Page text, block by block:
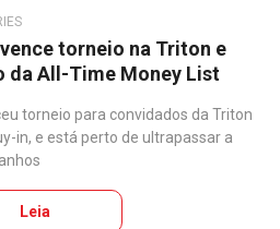
torneio na Triton e
da All-Time Money List
torneio para convidados da Triton
in, e está perto de ultrapassar a
Leia